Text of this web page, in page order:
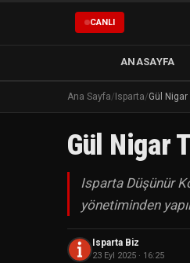
CANLI
ANASAYFA
Ana Sayfa/ Isparta/Gül
Gül Nigar
Isparta Düşünür
yönetiminden
Isparta Biz
23 Eyl 2025 · 16:25